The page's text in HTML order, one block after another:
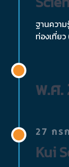
ฐานควา
ท่องเที่ย
พ.ศ.
27 กร
Kui